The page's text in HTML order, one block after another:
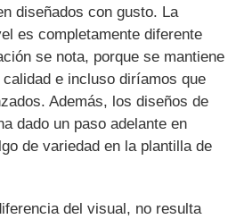
diseñados con gusto. La
es completamente diferente
se nota, porque se mantiene
e incluso diríamos que
Además, los diseños de
dado un paso adelante en
de variedad en la plantilla de
del visual, no resulta